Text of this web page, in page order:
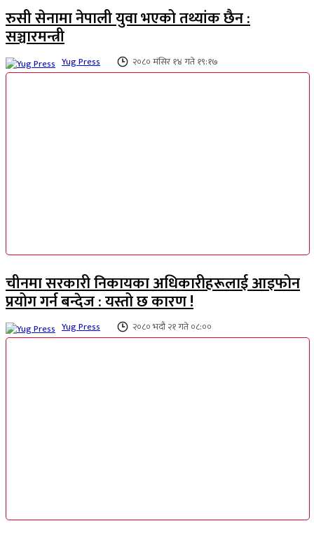
रुसी सेनामा नेपाली युवा भएको तथ्यांक छैन :
सञ्चारमन्त्री
Yug Press २०८० मंसिर १४ गते १९:१७
चीनमा सरकारी निकायका अधिकारीहरूलाई आइफोन
प्रयोग गर्न बन्देज : यस्तो छ कारण !
Yug Press २०८० भदौ २१ गते ०८:००